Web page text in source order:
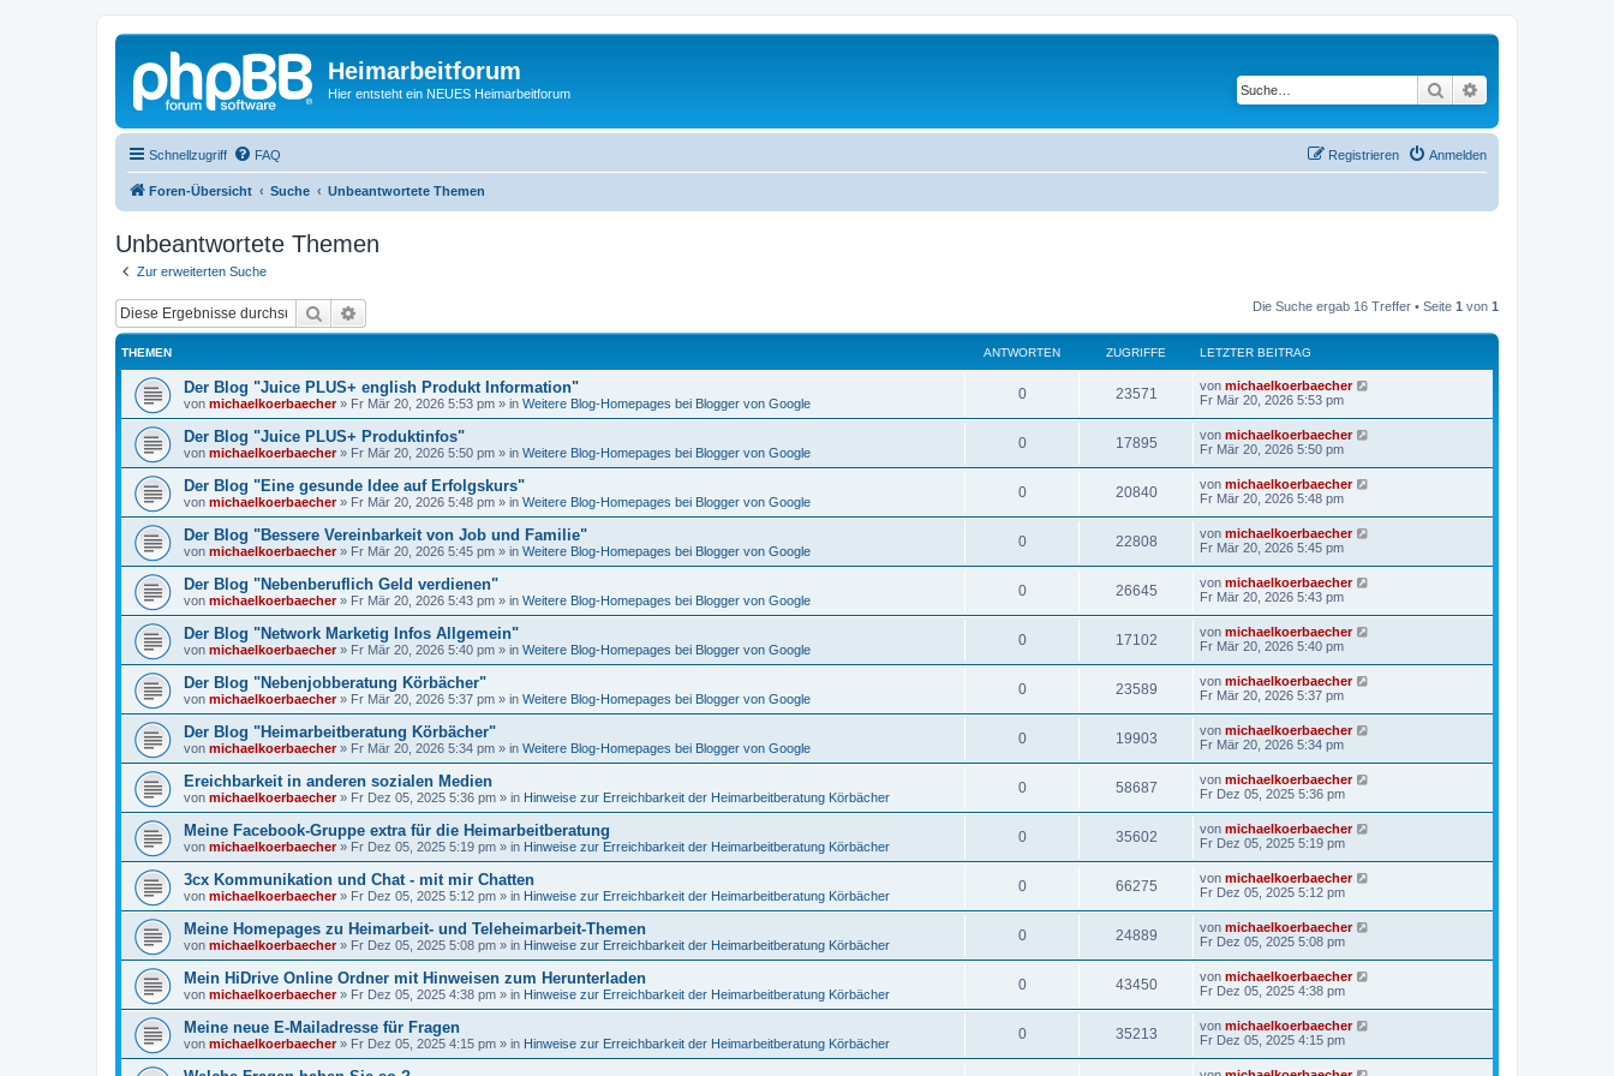
Heimarbeitforum
Hier entsteht ein NEUES Heimarbeitforum Suche
Schnellzugriff FAQ Anmelden
Registrieren
Foren-Übersicht Suche Unbeantwortete Themen
Unbeantwortete Themen
Zur erweiterten Suche
Suche Die Suche ergab 16 Treffer • Seite 1 von 1
THEMEN ANTWORTEN ZUGRIFFE LETZTER BEITRAG
Der Blog "Juice PLUS+ english Produkt Information"
von michaelkoerbaecher» Fr Mär 20, 2026 5:53 pm » in Weitere Blog-Homepages bei Blogger von Google
0 23571 von michaelkoerbaecher
Fr Mär 20, 2026 5:53 pm
Der Blog "Juice PLUS+ Produktinfos"
von michaelkoerbaecher» Fr Mär 20, 2026 5:50 pm » in Weitere Blog-Homepages bei Blogger von Google
0 17895 von michaelkoerbaecher
Fr Mär 20, 2026 5:50 pm
Der Blog "Eine gesunde Idee auf Erfolgskurs"
von michaelkoerbaecher» Fr Mär 20, 2026 5:48 pm » in Weitere Blog-Homepages bei Blogger von Google
0 20840 von michaelkoerbaecher
Fr Mär 20, 2026 5:48 pm
Der Blog "Bessere Vereinbarkeit von Job und Familie"
von michaelkoerbaecher» Fr Mär 20, 2026 5:45 pm » in Weitere Blog-Homepages bei Blogger von Google
0 22808 von michaelkoerbaecher
Fr Mär 20, 2026 5:45 pm
Der Blog "Nebenberuflich Geld verdienen"
von michaelkoerbaecher» Fr Mär 20, 2026 5:43 pm » in Weitere Blog-Homepages bei Blogger von Google
0 26645 von michaelkoerbaecher
Fr Mär 20, 2026 5:43 pm
Der Blog "Network Marketig Infos Allgemein"
von michaelkoerbaecher» Fr Mär 20, 2026 5:40 pm » in Weitere Blog-Homepages bei Blogger von Google
0 17102 von michaelkoerbaecher
Fr Mär 20, 2026 5:40 pm
Der Blog "Nebenjobberatung Körbächer"
von michaelkoerbaecher» Fr Mär 20, 2026 5:37 pm » in Weitere Blog-Homepages bei Blogger von Google
0 23589 von michaelkoerbaecher
Fr Mär 20, 2026 5:37 pm
Der Blog "Heimarbeitberatung Körbächer"
von michaelkoerbaecher» Fr Mär 20, 2026 5:34 pm » in Weitere Blog-Homepages bei Blogger von Google
0 19903 von michaelkoerbaecher
Fr Mär 20, 2026 5:34 pm
Ereichbarkeit in anderen sozialen Medien
von michaelkoerbaecher» Fr Dez 05, 2025 5:36 pm » in Hinweise zur Erreichbarkeit der Heimarbeitberatung Körbächer
0 58687 von michaelkoerbaecher
Fr Dez 05, 2025 5:36 pm
Meine Facebook-Gruppe extra für die Heimarbeitberatung
von michaelkoerbaecher» Fr Dez 05, 2025 5:19 pm » in Hinweise zur Erreichbarkeit der Heimarbeitberatung Körbächer
0 35602 von michaelkoerbaecher
Fr Dez 05, 2025 5:19 pm
3cx Kommunikation und Chat - mit mir Chatten
von michaelkoerbaecher» Fr Dez 05, 2025 5:12 pm » in Hinweise zur Erreichbarkeit der Heimarbeitberatung Körbächer
0 66275 von michaelkoerbaecher
Fr Dez 05, 2025 5:12 pm
Meine Homepages zu Heimarbeit- und Teleheimarbeit-Themen
von michaelkoerbaecher» Fr Dez 05, 2025 5:08 pm » in Hinweise zur Erreichbarkeit der Heimarbeitberatung Körbächer
0 24889 von michaelkoerbaecher
Fr Dez 05, 2025 5:08 pm
Mein HiDrive Online Ordner mit Hinweisen zum Herunterladen
von michaelkoerbaecher» Fr Dez 05, 2025 4:38 pm » in Hinweise zur Erreichbarkeit der Heimarbeitberatung Körbächer
0 43450 von michaelkoerbaecher
Fr Dez 05, 2025 4:38 pm
Meine neue E-Mailadresse für Fragen
von michaelkoerbaecher» Fr Dez 05, 2025 4:15 pm » in Hinweise zur Erreichbarkeit der Heimarbeitberatung Körbächer
0 35213 von michaelkoerbaecher
Fr Dez 05, 2025 4:15 pm